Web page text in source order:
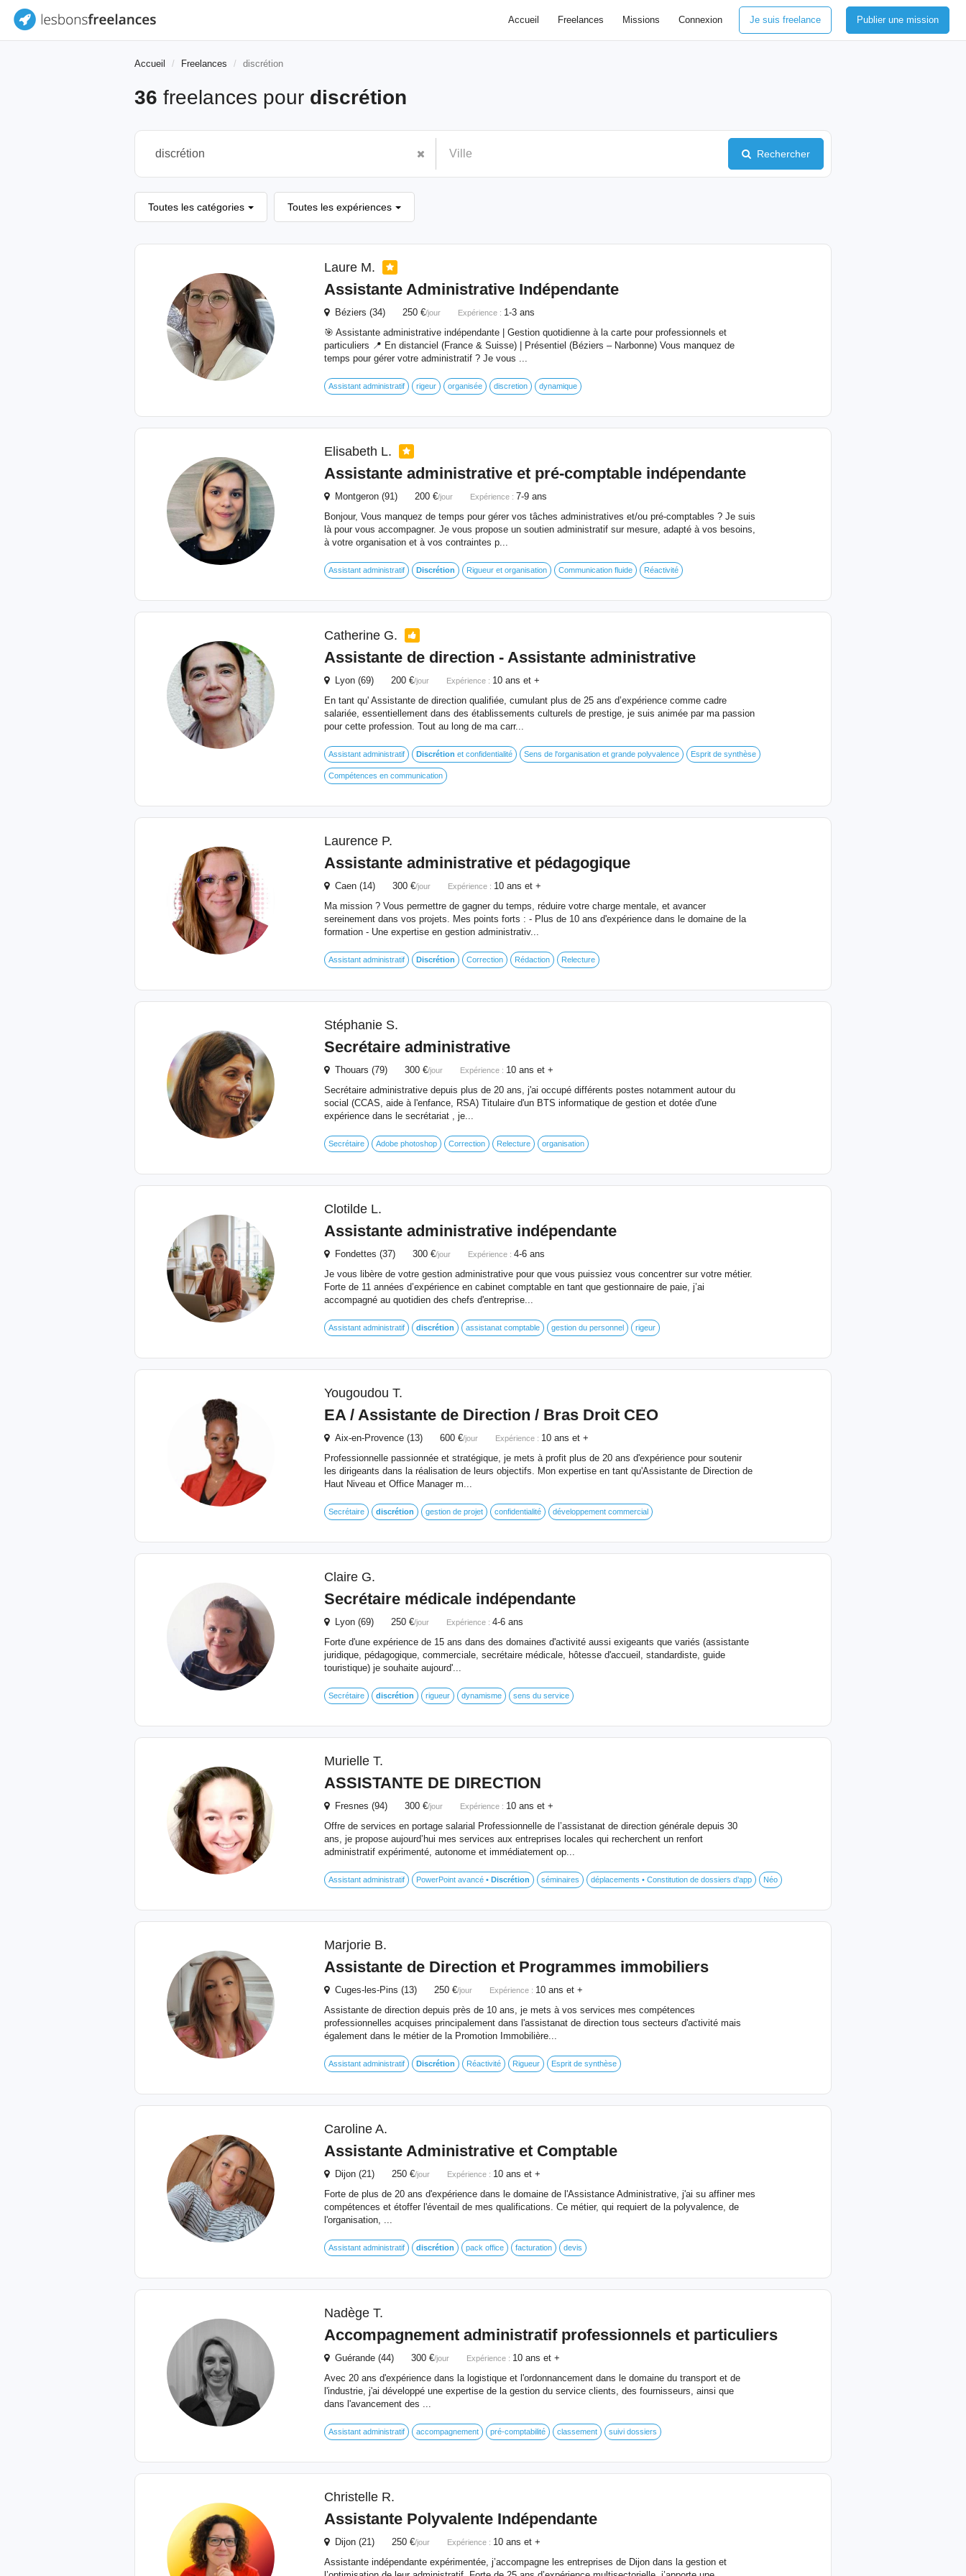
Accueil Freelances Missions Connexion Je suis freelance Publier une mission
Accueil Freelances discrétion
36 freelances pour discrétion
Rechercher
Toutes les catégories Toutes les expériences
Laure M.
Assistante Administrative Indépendante
Béziers (34) 250 €/jour Expérience : 1-3 ans
🎯 Assistante administrative indépendante | Gestion quotidienne à la carte pour professionnels et
particuliers 📍 En distanciel (France & Suisse) | Présentiel (Béziers – Narbonne) Vous manquez de
temps pour gérer votre administratif ? Je vous ...
Assistant administratif rigeur organisée discretion dynamique
Elisabeth L.
Assistante administrative et pré-comptable indépendante
Montgeron (91) 200 €/jour Expérience : 7-9 ans
Bonjour, Vous manquez de temps pour gérer vos tâches administratives et/ou pré-comptables ? Je suis
là pour vous accompagner. Je vous propose un soutien administratif sur mesure, adapté à vos besoins,
à votre organisation et à vos contraintes p...
Assistant administratif Discrétion Rigueur et organisation Communication fluide Réactivité
Catherine G.
Assistante de direction - Assistante administrative
Lyon (69) 200 €/jour Expérience : 10 ans et +
En tant qu' Assistante de direction qualifiée, cumulant plus de 25 ans d’expérience comme cadre
salariée, essentiellement dans des établissements culturels de prestige, je suis animée par ma passion
pour cette profession. Tout au long de ma carr...
Assistant administratif Discrétion et confidentialité Sens de l'organisation et grande polyvalence Esprit de synthèse
Compétences en communication
Laurence P.
Assistante administrative et pédagogique
Caen (14) 300 €/jour Expérience : 10 ans et +
Ma mission ? Vous permettre de gagner du temps, réduire votre charge mentale, et avancer
sereinement dans vos projets. Mes points forts : - Plus de 10 ans d'expérience dans le domaine de la
formation - Une expertise en gestion administrativ...
Assistant administratif Discrétion Correction Rédaction Relecture
Stéphanie S.
Secrétaire administrative
Thouars (79) 300 €/jour Expérience : 10 ans et +
Secrétaire administrative depuis plus de 20 ans, j'ai occupé différents postes notamment autour du
social (CCAS, aide à l'enfance, RSA) Titulaire d'un BTS informatique de gestion et dotée d'une
expérience dans le secrétariat , je...
Secrétaire Adobe photoshop Correction Relecture organisation
Clotilde L.
Assistante administrative indépendante
Fondettes (37) 300 €/jour Expérience : 4-6 ans
Je vous libère de votre gestion administrative pour que vous puissiez vous concentrer sur votre métier.
Forte de 11 années d’expérience en cabinet comptable en tant que gestionnaire de paie, j’ai
accompagné au quotidien des chefs d'entreprise...
Assistant administratif discrétion assistanat comptable gestion du personnel rigeur
Yougoudou T.
EA / Assistante de Direction / Bras Droit CEO
Aix-en-Provence (13) 600 €/jour Expérience : 10 ans et +
Professionnelle passionnée et stratégique, je mets à profit plus de 20 ans d'expérience pour soutenir
les dirigeants dans la réalisation de leurs objectifs. Mon expertise en tant qu'Assistante de Direction de
Haut Niveau et Office Manager m...
Secrétaire discrétion gestion de projet confidentialité développement commercial
Claire G.
Secrétaire médicale indépendante
Lyon (69) 250 €/jour Expérience : 4-6 ans
Forte d'une expérience de 15 ans dans des domaines d'activité aussi exigeants que variés (assistante
juridique, pédagogique, commerciale, secrétaire médicale, hôtesse d'accueil, standardiste, guide
touristique) je souhaite aujourd'...
Secrétaire discrétion rigueur dynamisme sens du service
Murielle T.
ASSISTANTE DE DIRECTION
Fresnes (94) 300 €/jour Expérience : 10 ans et +
Offre de services en portage salarial Professionnelle de l’assistanat de direction générale depuis 30
ans, je propose aujourd’hui mes services aux entreprises locales qui recherchent un renfort
administratif expérimenté, autonome et immédiatement op...
Assistant administratif PowerPoint avancé • Discrétion séminaires déplacements • Constitution de dossiers d’app Néo
Marjorie B.
Assistante de Direction et Programmes immobiliers
Cuges-les-Pins (13) 250 €/jour Expérience : 10 ans et +
Assistante de direction depuis près de 10 ans, je mets à vos services mes compétences
professionnelles acquises principalement dans l'assistanat de direction tous secteurs d'activité mais
également dans le métier de la Promotion Immobilière...
Assistant administratif Discrétion Réactivité Rigueur Esprit de synthèse
Caroline A.
Assistante Administrative et Comptable
Dijon (21) 250 €/jour Expérience : 10 ans et +
Forte de plus de 20 ans d'expérience dans le domaine de l'Assistance Administrative, j'ai su affiner mes
compétences et étoffer l'éventail de mes qualifications. Ce métier, qui requiert de la polyvalence, de
l'organisation, ...
Assistant administratif discrétion pack office facturation devis
Nadège T.
Accompagnement administratif professionnels et particuliers
Guérande (44) 300 €/jour Expérience : 10 ans et +
Avec 20 ans d'expérience dans la logistique et l'ordonnancement dans le domaine du transport et de
l'industrie, j'ai développé une expertise de la gestion du service clients, des fournisseurs, ainsi que
dans l'avancement des ...
Assistant administratif accompagnement pré-comptabilité classement suivi dossiers
Christelle R.
Assistante Polyvalente Indépendante
Dijon (21) 250 €/jour Expérience : 10 ans et +
Assistante indépendante expérimentée, j’accompagne les entreprises de Dijon dans la gestion et